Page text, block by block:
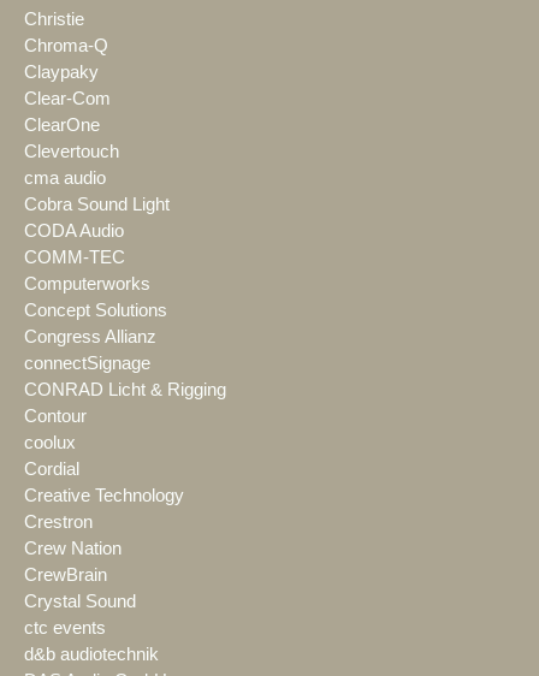
Christie
Chroma-Q
Claypaky
Clear-Com
ClearOne
Clevertouch
cma audio
Cobra Sound Light
CODA Audio
COMM-TEC
Computerworks
Concept Solutions
Congress Allianz
connectSignage
CONRAD Licht & Rigging
Contour
coolux
Cordial
Creative Technology
Crestron
Crew Nation
CrewBrain
Crystal Sound
ctc events
d&b audiotechnik